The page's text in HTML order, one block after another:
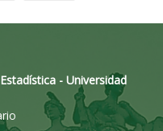
- Universidad